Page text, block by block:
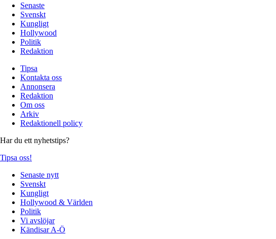
Senaste
Svenskt
Kungligt
Hollywood
Politik
Redaktion
Tipsa
Kontakta oss
Annonsera
Redaktion
Om oss
Arkiv
Redaktionell policy
Har du ett nyhetstips?
Tipsa oss!
Senaste nytt
Svenskt
Kungligt
Hollywood & Världen
Politik
Vi avslöjar
Kändisar A-Ö